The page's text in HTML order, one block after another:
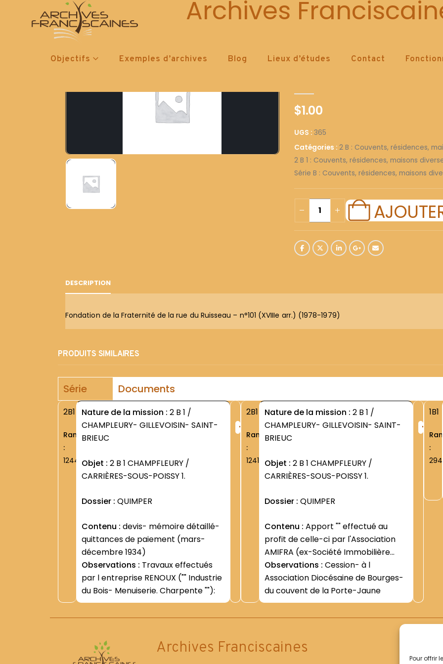
Pour offrir
Archives
Objectifs Exemples d’archives Blog Lieux d’études Contact
365
$1.00
UGS : 365
Catégories : 2 B : Couvents, résidences,
2 B 1 : Couvents, résidences, maisons
Série B : Couvents, résidences, maisons
DESCRIPTION
Fondation de la Fraternité de la rue du Ruisseau – n°101 (XVIIIe arr.) (1978-1979)
PRODUITS SIMILAIRES
Série Documents
2B1
Rang
:
1244
Nature de la mission : 2 B 1 /
CHAMPLEURY- GILLEVOISIN- SAINT-
BRIEUC
Objet : 2 B 1 CHAMPFLEURY /
CARRIÈRES-SOUS-POISSY 1.
Dossier : QUIMPER
Contenu :
quittances de paiement (mars-
décembre 1934)
Observations : Travaux effectués
par l entreprise RENOUX ("" Industrie
du Bois- Menuiserie. Charpente ""):
+
2B1
Rang
:
1241
Nature de la mission : 2 B 1 /
CHAMPLEURY- GILLEVOISIN- SAINT-
BRIEUC
Objet : 2 B 1 CHAMPFLEURY /
CARRIÈRES-SOUS-POISSY 1.
Dossier : QUIMPER
Contenu :
profit de celle-ci par l'Association
AMIFRA (ex-Société Immobilière
Sarrette) (5 juillet 1985 - 31 mars
1986) -Retards dans l exécution de
cet "" apport "" (27 avril 1987- 25
mars 1988)
Observations : Cession- à l
Association Diocésaine de Bourges-
du couvent de la Porte-Jaune
+
1B1
Rang
:
2949
Archives Franciscaines